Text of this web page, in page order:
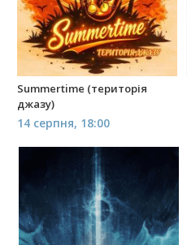
Summertime (територія
джазу)
14 серпня, 18:00